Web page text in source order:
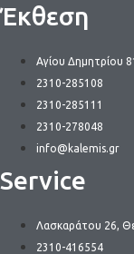
Έκθεση
Αγίου Δημητρίου
2310-285108
2310-285111
2310-278048
info@kalemis.gr
Service
Λασκαράτου 26,
2310-416554